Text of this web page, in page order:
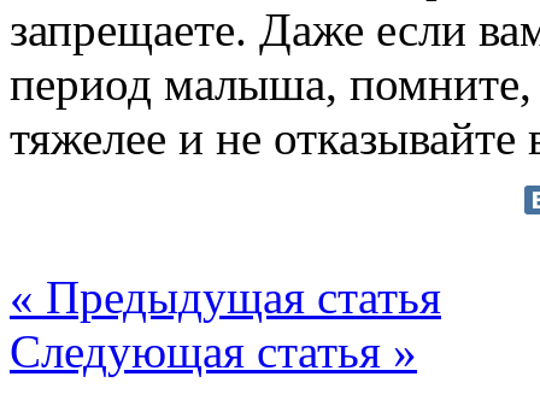
запрещаете. Даже если
период малыша,
тяжелее и не
« Предыдущая статья
Следующая статья »